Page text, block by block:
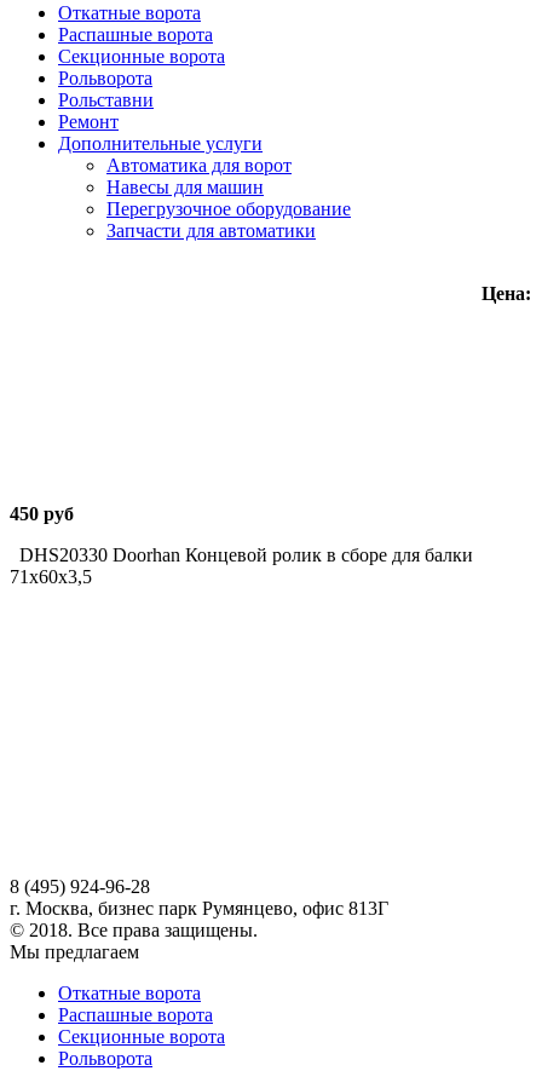
Откатные ворота
Распашные ворота
Секционные ворота
Рольворота
Рольставни
Ремонт
Дополнительные услуги
Автоматика для ворот
Навесы для машин
Перегрузочное оборудование
Запчасти для автоматики
Цена:
450 руб
DHS20330 Doorhan Концевой ролик в сборе для балки
71х60х3,5
8 (495) 924-96-28
г. Москва, бизнес парк Румянцево, офис 813Г
© 2018. Все права защищены.
Мы предлагаем
Откатные ворота
Распашные ворота
Секционные ворота
Рольворота